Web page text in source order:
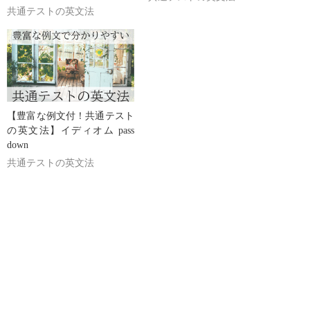
共通テストの英文法
【豊富な例文付！共通テスト
の英文法】イディオム pass
down
共通テストの英文法